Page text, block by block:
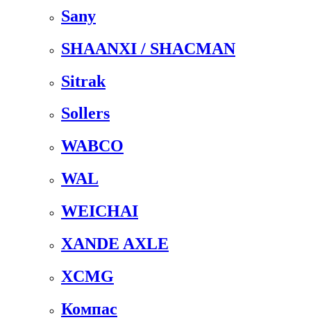
Sany
SHAANXI / SHACMAN
Sitrak
Sollers
WABCO
WAL
WEICHAI
XANDE AXLE
XCMG
Компас